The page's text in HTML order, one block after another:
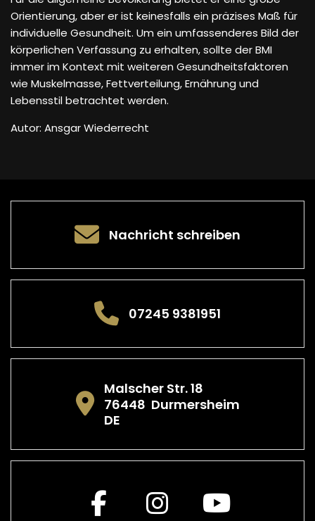
Orientierung, aber er ist keinesfalls ein präzises Maß für
individuelle Gesundheit. Um ein umfassenderes Bild der
körperlichen Verfassung zu erhalten, sollte der BMI
immer im Kontext mit weiteren Gesundheitsfaktoren
wie Muskelmasse, Fettverteilung, Ernährung und
Lebensstil betrachtet werden.
Autor: Ansgar Wiederrecht
Nachricht schreiben
07245 9381951
Malscher Str. 18
76448 Durmersheim
DE